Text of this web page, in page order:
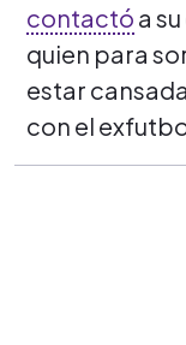
contactó a
quien para
estar
con el